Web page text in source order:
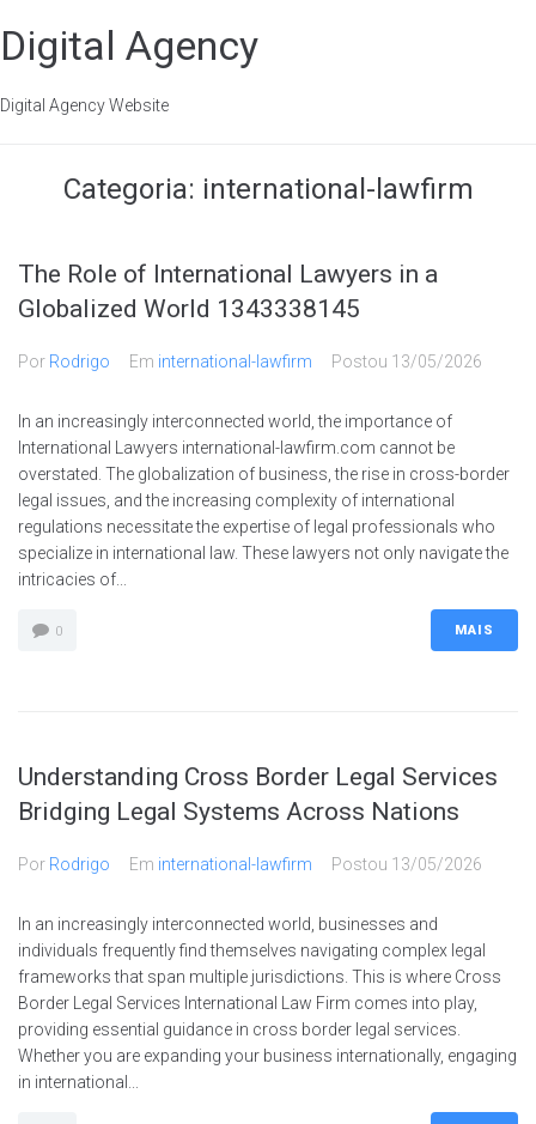
Digital Agency
Digital Agency Website
Categoria: international-lawfirm
The Role of International Lawyers in a
Globalized World 1343338145
Por Rodrigo Em international-lawfirm Postou 13/05/2026
In an increasingly interconnected world, the importance of
International Lawyers international-lawfirm.com cannot be
overstated. The globalization of business, the rise in cross-border
legal issues, and the increasing complexity of international
regulations necessitate the expertise of legal professionals who
specialize in international law. These lawyers not only navigate the
intricacies of...
0 MAIS
Understanding Cross Border Legal Services
Bridging Legal Systems Across Nations
Por Rodrigo Em international-lawfirm Postou 13/05/2026
In an increasingly interconnected world, businesses and
individuals frequently find themselves navigating complex legal
frameworks that span multiple jurisdictions. This is where Cross
Border Legal Services International Law Firm comes into play,
providing essential guidance in cross border legal services.
Whether you are expanding your business internationally, engaging
in international...